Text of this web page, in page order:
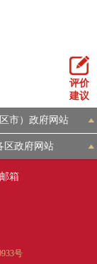
评价
建议
市）政府网站
区政府网站
邮箱
号